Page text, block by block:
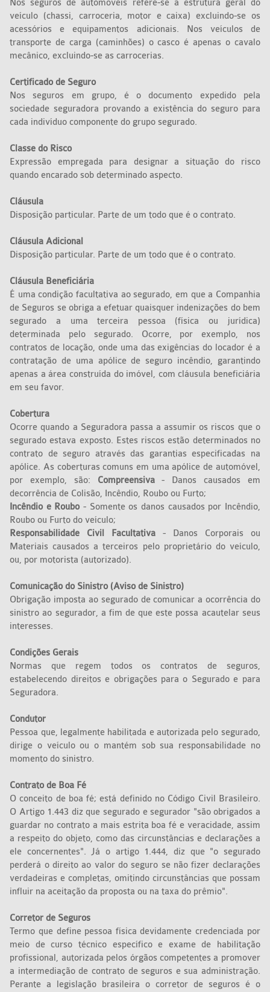
Nos seguros de automóveis refere-se a estrutura geral do
veículo (chassi, carroceria, motor e caixa) excluindo-se os
acessórios e equipamentos adicionais. Nos veículos de
transporte de carga (caminhões) o casco é apenas o cavalo
mecânico, excluindo-se as carrocerias.
Certificado de Seguro
Nos seguros em grupo, é o documento expedido pela
sociedade seguradora provando a existência do seguro para
cada indivíduo componente do grupo segurado.
Classe do Risco
Expressão empregada para designar a situação do risco
quando encarado sob determinado aspecto.
Cláusula
Disposição particular. Parte de um todo que é o contrato.
Cláusula Adicional
Disposição particular. Parte de um todo que é o contrato.
Cláusula Beneficiária
É uma condição facultativa ao segurado, em que a Companhia
de Seguros se obriga a efetuar quaisquer indenizações do bem
segurado a uma terceira pessoa (física ou jurídica)
determinada pelo segurado. Ocorre, por exemplo, nos
contratos de locação, onde uma das exigências do locador é a
contratação de uma apólice de seguro incêndio, garantindo
apenas a área construída do imóvel, com cláusula beneficiária
em seu favor.
Cobertura
Ocorre quando a Seguradora passa a assumir os riscos que o
segurado estava exposto. Estes riscos estão determinados no
contrato de seguro através das garantias especificadas na
apólice. As coberturas comuns em uma apólice de automóvel,
por exemplo, são: Compreensiva- Danos causados em
decorrência de Colisão, Incêndio, Roubo ou Furto;
Incêndio e Roubo - Somente os danos causados por Incêndio,
Roubo ou Furto do veículo;
Responsabilidade Civil Facultativa - Danos Corporais ou
Materiais causados a terceiros pelo proprietário do veículo,
ou, por motorista (autorizado).
Comunicação do Sinistro (Aviso de Sinistro)
Obrigação imposta ao segurado de comunicar a ocorrência do
sinistro ao segurador, a fim de que este possa acautelar seus
interesses.
Condições Gerais
Normas que regem todos os contratos de seguros,
estabelecendo direitos e obrigações para o Segurado e para
Seguradora.
Condutor
Pessoa que, legalmente habilitada e autorizada pelo segurado,
dirige o veículo ou o mantém sob sua responsabilidade no
momento do sinistro.
Contrato de Boa Fé
O conceito de boa fé; está definido no Código Civil Brasileiro.
O Artigo 1.443 diz que segurado e segurador "são obrigados a
guardar no contrato a mais estrita boa fé e veracidade, assim
a respeito do objeto, como das circunstâncias e declarações a
ele concernentes". Já o artigo 1.444, diz que "o segurado
perderá o direito ao valor do seguro se não fizer declarações
verdadeiras e completas, omitindo circunstâncias que possam
influir na aceitação da proposta ou na taxa do prêmio".
Corretor de Seguros
Termo que define pessoa física devidamente credenciada por
meio de curso técnico específico e exame de habilitação
profissional, autorizada pelos órgãos competentes a promover
a intermediação de contrato de seguros e sua administração.
Perante a legislação brasileira o corretor de seguros é o